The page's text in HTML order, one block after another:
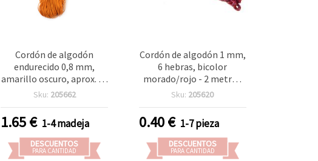
Cordón de algodón
endurecido 0,8 mm,
amarillo oscuro, aprox. 67
m para manualidades y
Sku: 205662
1.65€ 1-4 madeja
DESCUENTOS
PARA CANTIDAD
Cordón de algodón 1 mm,
6 hebras, bicolor
morado/rojo - 2 metros
para manualidades y
Sku: 205620
0.40€ 1-7 pieza
DESCUENTOS
PARA CANTIDAD